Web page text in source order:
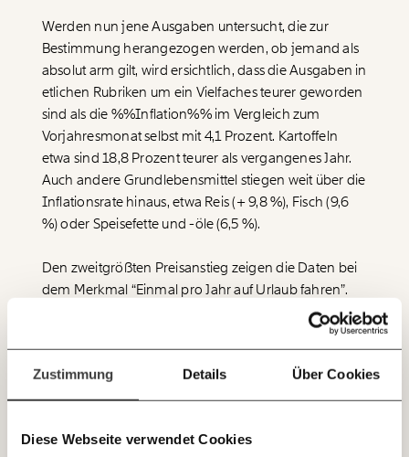
Zustimmung Details Über Cookies
Diese Webseite verwendet Cookies
JETZT
Veränderung
beginnt mit Dir!
WerdeFördermitgliedund wir können gemeinsam
unsere Wirtschaft so gestalten, dass sie für alle
funktioniert. Unsere Recherchen sind für alle frei im
Netz. Unabhängig und werbefrei. Und das wird auch
so bleiben. Kämpf’ mit uns für den Fortschritt und
unterstütze uns mit Deinem Mitgliedsbeitrag.
Du überweist lieber direkt?
Hier unsere IBAN: AT34 4300 0498 0007 6017
Fragen und Antworten.
Immer auf dem
mit unseren gratis
E-Mail-Newslettern!
Werden nun jene Ausgaben untersucht, die zur
Bestimmung herangezogen werden, ob jemand als
absolut arm gilt, wird ersichtlich, dass die Ausgaben in
etlichen Rubriken um ein Vielfaches teurer geworden
sind als die %%Inflation%% im Vergleich zum
Vorjahresmonat selbst mit 4,1 Prozent. Kartoffeln
etwa sind 18,8 Prozent teurer als vergangenes Jahr.
Auch andere Grundlebensmittel stiegen weit über die
Inflationsrate hinaus, etwa Reis (+ 9,8 %), Fisch (9,6
%) oder Speisefette und -öle (6,5 %).
Den zweitgrößten Preisanstieg zeigen die Daten bei
dem Merkmal “Einmal pro Jahr auf Urlaub fahren”.
Die Kosten für Paulschalreisen stiegen mit 12,9
Prozent mehr als das Dreifache der Inflationsrate.
Auch die Preise für Übernachtungen im Hotel und
auf Campingplätzen stiegen um 6,9 Prozent. Die
Mieten stiegen im Schnitt mit 8,5 Prozent doppelt so